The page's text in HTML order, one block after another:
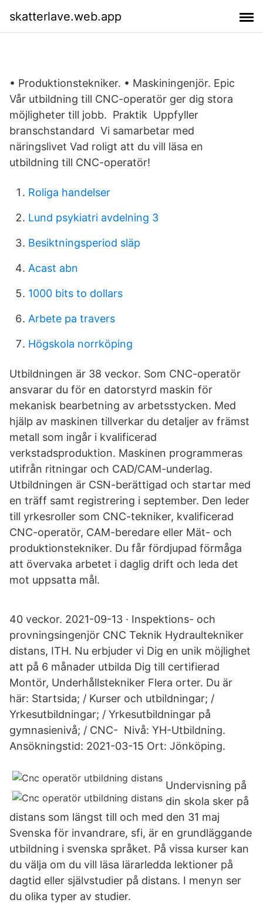
skatterlave.web.app
• Produktionstekniker. • Maskiningenjör. Epic
Vår utbildning till CNC-operatör ger dig stora
möjligheter till jobb. ️ Praktik ️ Uppfyller
branschstandard ️ Vi samarbetar med
näringslivet Vad roligt att du vill läsa en
utbildning till CNC-operatör!
Roliga handelser
Lund psykiatri avdelning 3
Besiktningsperiod släp
Acast abn
1000 bits to dollars
Arbete pa travers
Högskola norrköping
Utbildningen är 38 veckor. Som CNC-operatör
ansvarar du för en datorstyrd maskin för
mekanisk bearbetning av arbetsstycken. Med
hjälp av maskinen tillverkar du detaljer av främst
metall som ingår i kvalificerad
verkstadsproduktion. Maskinen programmeras
utifrån ritningar och CAD/CAM-underlag.
Utbildningen är CSN-berättigad och startar med
en träff samt registrering i september. Den leder
till yrkesroller som CNC-tekniker, kvalificerad
CNC-operatör, CAM-beredare eller Mät- och
produktionstekniker. Du får fördjupad förmåga
att övervaka arbetet i daglig drift och leda det
mot uppsatta mål.
40 veckor. 2021-09-13 · Inspektions- och
provningsingenjör CNC Teknik Hydraultekniker
distans, ITH. Nu erbjuder vi Dig en unik möjlighet
att på 6 månader utbilda Dig till certifierad
Montör, Underhållstekniker Flera orter. Du är
här: Startsida; / Kurser och utbildningar; /
Yrkesutbildningar; / Yrkesutbildningar på
gymnasienivå; / CNC- Nivå: YH-Utbildning.
Ansökningstid: 2021-03-15 Ort: Jönköping.
Undervisning på
din skola sker på
distans som längst till och med den 31 maj
Svenska för invandrare, sfi, är en grundläggande
utbildning i svenska språket. På vissa kurser kan
du välja om du vill läsa lärarledda lektioner på
dagtid eller självstudier på distans. I menyn ser
du olika typer av studier.